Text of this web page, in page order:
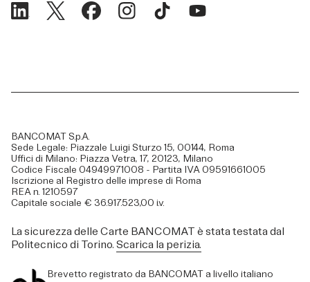
BANCOMAT S.p.A.
Sede Legale: Piazzale Luigi Sturzo 15, 00144, Roma
Uffici di Milano: Piazza Vetra, 17, 20123, Milano
Codice Fiscale 04949971008 - Partita IVA 09591661005
Iscrizione al Registro delle imprese di Roma
REA n. 1210597
Capitale sociale € 36.917.523,00 i.v.
La sicurezza delle Carte BANCOMAT è stata testata dal
Politecnico di Torino. Scarica la perizia.
Brevetto registrato da BANCOMAT a livello italiano